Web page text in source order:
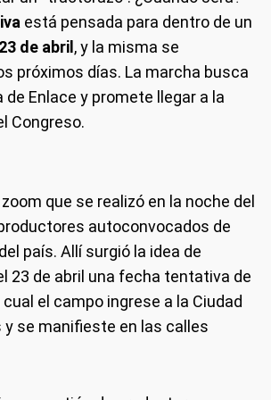
está pensada para dentro de un
de abril, y la misma se
próximos días. La marcha busca
de Enlace y promete llegar a la
Congreso.
que se realizó en la noche del
autoconvocados de
país. Allí surgió la idea de
23 de abril una fecha tentativa de
el campo ingrese a la Ciudad
y se manifieste en las calles